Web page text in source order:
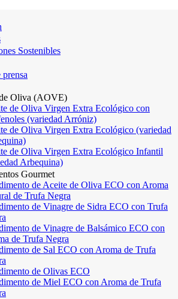
Sostenibles
Oliva (AOVE)
de Oliva Virgen Extra Ecológico con
(variedad Arróniz)
de Oliva Virgen Extra Ecológico (variedad
de Oliva Virgen Extra Ecológico Infantil
Arbequina)
Gourmet
de Aceite de Oliva ECO con Aroma
de Trufa Negra
de Vinagre de Sidra ECO con Trufa
de Vinagre de Balsámico ECO con
de Trufa Negra
de Sal ECO con Aroma de Trufa
de Olivas ECO
de Miel ECO con Aroma de Trufa